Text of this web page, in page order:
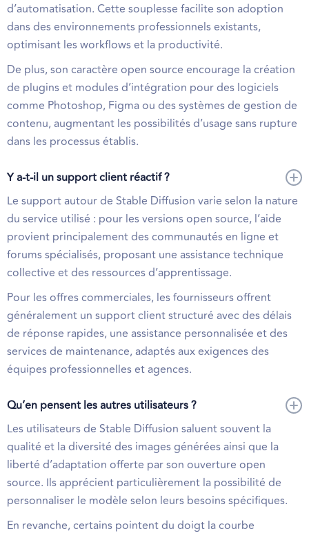
d’automatisation. Cette souplesse facilite son adoption
dans des environnements professionnels existants,
optimisant les workflows et la productivité.
De plus, son caractère open source encourage la création
de plugins et modules d’intégration pour des logiciels
comme Photoshop, Figma ou des systèmes de gestion de
contenu, augmentant les possibilités d’usage sans rupture
dans les processus établis.
Y a-t-il un support client réactif ?
Le support autour de Stable Diffusion varie selon la nature
du service utilisé : pour les versions open source, l’aide
provient principalement des communautés en ligne et
forums spécialisés, proposant une assistance technique
collective et des ressources d’apprentissage.
Pour les offres commerciales, les fournisseurs offrent
généralement un support client structuré avec des délais
de réponse rapides, une assistance personnalisée et des
services de maintenance, adaptés aux exigences des
équipes professionnelles et agences.
Qu’en pensent les autres utilisateurs ?
Les utilisateurs de Stable Diffusion saluent souvent la
qualité et la diversité des images générées ainsi que la
liberté d’adaptation offerte par son ouverture open
source. Ils apprécient particulièrement la possibilité de
personnaliser le modèle selon leurs besoins spécifiques.
En revanche, certains pointent du doigt la courbe